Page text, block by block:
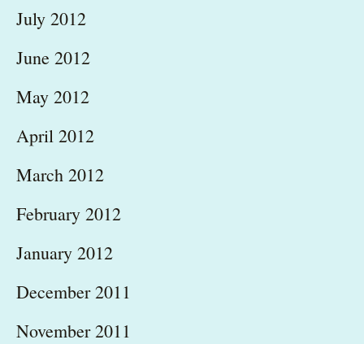
July 2012
June 2012
May 2012
April 2012
March 2012
February 2012
January 2012
December 2011
November 2011